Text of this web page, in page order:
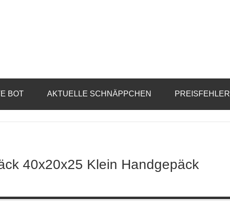
BOT AKTUELLE SCHNÄPPCHEN
40x20x25 Klein Handgepäck